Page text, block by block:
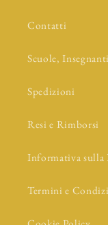
Contatti
Scuole,
Spedizioni
Resi e Rimborsi
Informativa sulla
Termini e